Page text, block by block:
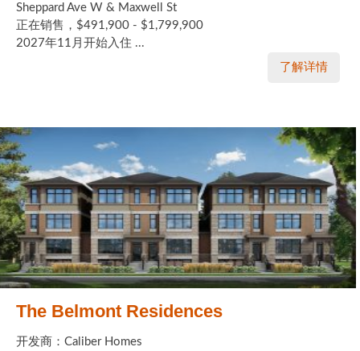
Sheppard Ave W & Maxwell St
正在销售，$491,900 - $1,799,900
2027年11月开始入住 ...
了解详情
The Belmont Residences
开发商：Caliber Homes